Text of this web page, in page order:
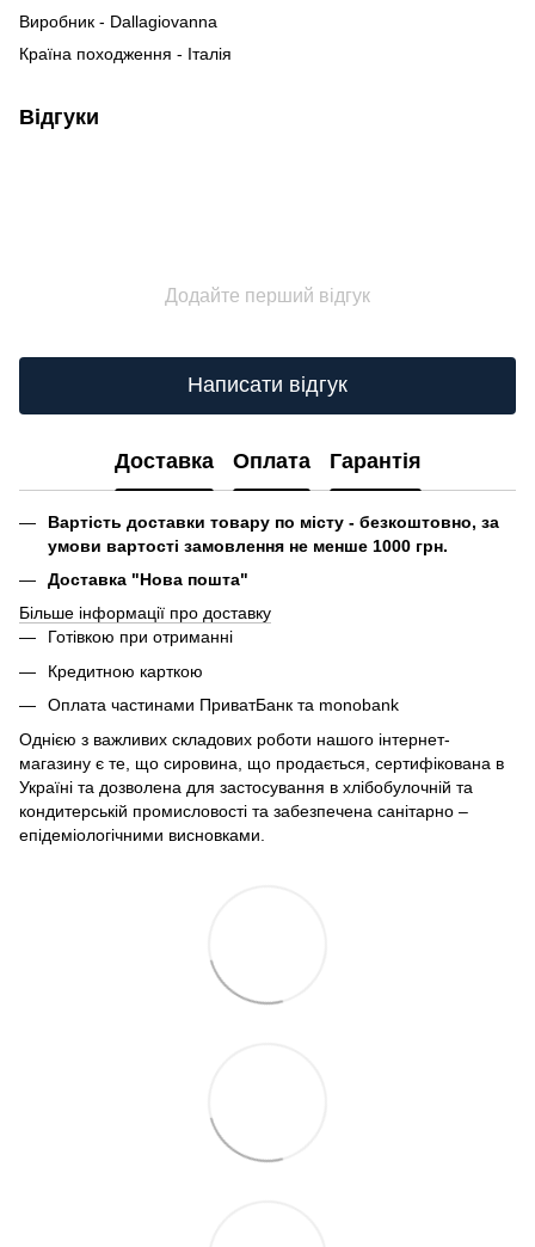
Виробник - Dallagiovanna
Країна походження - Італія
Відгуки
Додайте перший відгук
Написати відгук
Доставка Оплата Гарантія
Вартість доставки товару по місту - безкоштовно, за
умови вартості замовлення не менше 1000 грн.
Доставка "Нова пошта"
Більше інформації про доставку
Готівкою при отриманні
Кредитною карткою
Оплата частинами ПриватБанк та monobank
Однією з важливих складових роботи нашого інтернет-
магазину є те, що сировина, що продається, сертифікована в
Україні та дозволена для застосування в хлібобулочній та
кондитерській промисловості та забезпечена санітарно –
епідеміологічними висновками.